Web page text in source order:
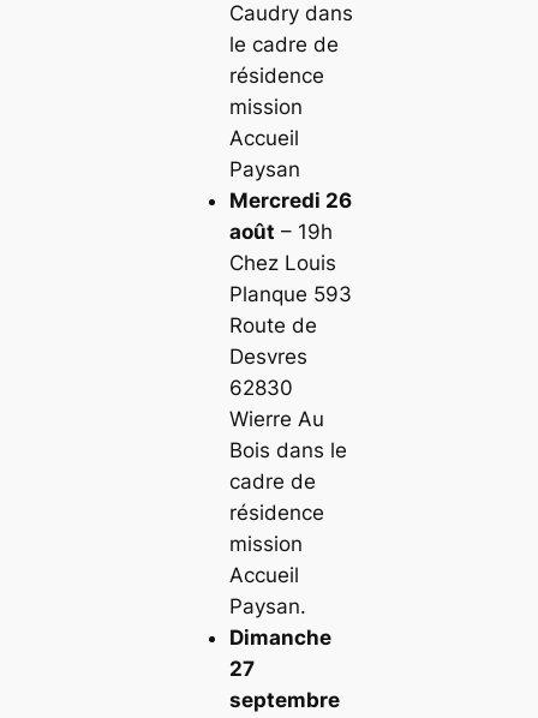
Caudry dans
le cadre de
résidence
mission
Accueil
Paysan
Mercredi 26
août – 19h
Chez Louis
Planque 593
Route de
Desvres
62830
Wierre Au
Bois dans le
cadre de
résidence
mission
Accueil
Paysan.
Dimanche
27
septembre